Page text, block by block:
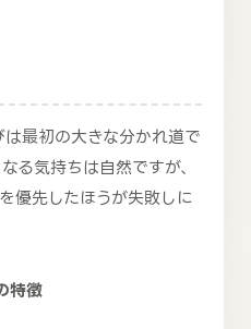
最初の大きな分かれ道で
る気持ちは自然ですが、
優先したほうが失敗しに
特徴